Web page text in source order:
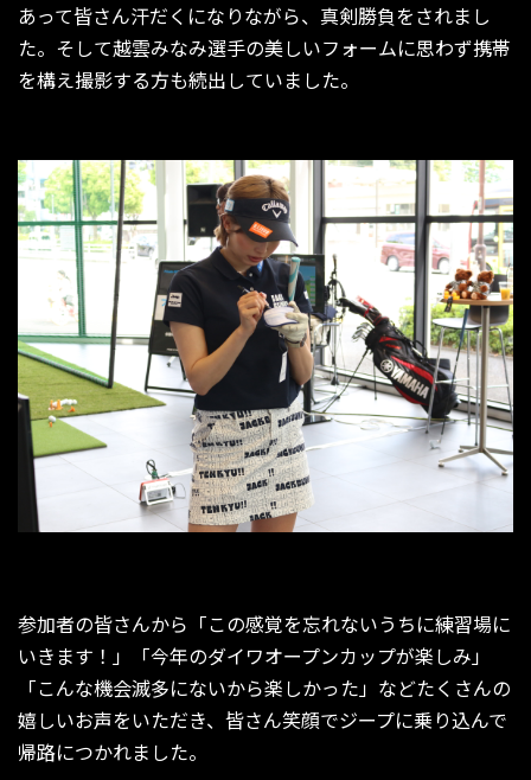
あって皆さん汗だくになりながら、真剣勝負をされまし
た。そして越雲みなみ選手の美しいフォームに思わず携帯
を構え撮影する方も続出していました。
参加者の皆さんから「この感覚を忘れないうちに練習場に
いきます！」「今年のダイワオープンカップが楽しみ」
「こんな機会滅多にないから楽しかった」などたくさんの
嬉しいお声をいただき、皆さん笑顔でジープに乗り込んで
帰路につかれました。